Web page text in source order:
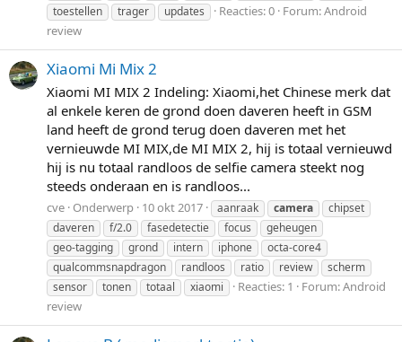
toestellen
trager updates Reacties: 0 Forum:Android
review
Xiaomi Mi Mix 2
Xiaomi MI MIX 2 Indeling: Xiaomi,het Chinese merk dat
al enkele keren de grond doen daveren heeft in GSM
land heeft de grond terug doen daveren met het
vernieuwde MI MIX,de MI MIX 2, hij is totaal vernieuwd
hij is nu totaal randloos de selfie camera steekt nog
steeds onderaan en is randloos...
cve Onderwerp 10 okt 2017 aanraak camera
chipset
daveren
f/2.0 fasedetectie focus
geheugen
geo-tagging
grond intern iphone
octa-core4
qualcommsnapdragon
randloos ratio review
scherm
sensor
tonen totaal xiaomi Reacties: 1 Forum:Android
review